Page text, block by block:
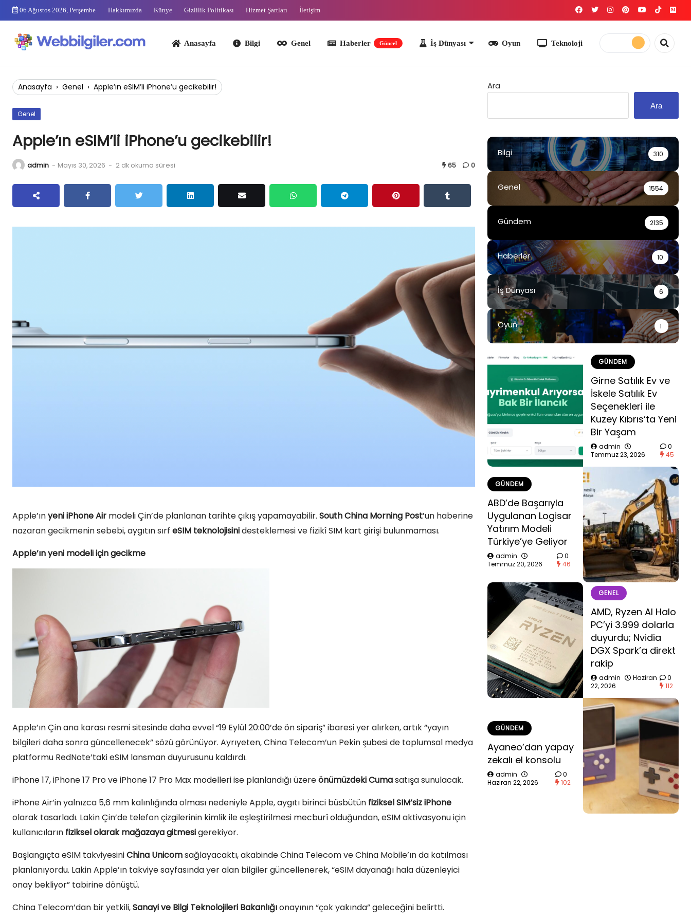
Skip
06 Ağustos 2026, Perşembe Hakkımızda Künye Gizlilik Politikası Hizmet Şartları İletişim
Anasayfa Bilgi Genel Haberler İş Dünyası Teknoloji
Anasayfa › Genel › Apple’ın eSIM’li iPhone’u gecikebilir!
Genel
Apple’ın eSIM’li iPhone’u gecikebilir!
admin - Mayıs 30, 2026 - 2 dk okuma süresi 65 0
Apple’ınyeni iPhone Air modeli Çin’de planlanan tarihte çıkış yapamayabilir. South China Morning Post’un haberine
nazaran gecikmenin sebebi, aygıtın sırf eSIM teknolojisinidesteklemesi ve fizikî SIM kart girişi bulunmaması.
Apple’ın yeni modeli için gecikme
Apple’ın Çin ana karası resmi sitesinde daha evvel “19 Eylül 20:00’de ön sipariş” ibaresi yer alırken, artık “yayın
bilgileri daha sonra güncellenecek” sözü görünüyor. Ayrıyeten, China Telecom’un Pekin şubesi de toplumsal medya
platformu RedNote’taki eSIM lansman duyurusunu kaldırdı.
iPhone 17, iPhone 17 Pro ve iPhone 17 Pro Max modelleri ise planlandığı üzereönümüzdeki Cumasatışa sunulacak.
iPhone Air’in yalnızca 5,6 mm kalınlığında olması nedeniyle Apple, aygıtı birinci büsbütün fiziksel SIM’siz iPhone
olarak tasarladı. Lakin Çin’de telefon çizgilerinin kimlik ile eşleştirilmesi mecburî olduğundan, eSIM aktivasyonu için
kullanıcıların fiziksel olarak mağazaya gitmesigerekiyor.
Başlangıçta eSIM takviyesiniChina Unicomsağlayacaktı, akabinde China Telecom ve China Mobile’ın da katılması
planlanıyordu. Lakin Apple’ın takviye sayfasında yer alan bilgiler güncellenerek, “eSIM dayanağı hala düzenleyici
onay bekliyor” tabirine dönüştü.
China Telecom’dan bir yetkili,Sanayi ve Bilgi Teknolojileri Bakanlığıonayının “çok yakında” geleceğini belirtti.
Ara
Ara
Bilgi 310
Genel 1554
Gündem 2135
Haberler 10
İş Dünyası 6
Oyun 1
GÜNDEM
Girne Satılık Ev ve
İskele Satılık Ev
Seçenekleri ile
Kuzey Kıbrıs’ta Yeni
Bir Yaşam
admin
Temmuz 23, 2026
0
45
GÜNDEM
ABD’de Başarıyla
Uygulanan Logisar
Yatırım Modeli
Türkiye’ye Geliyor
admin
Temmuz 20, 2026
0
46
GENEL
AMD, Ryzen AI Halo
PC’yi 3.999 dolarla
duyurdu; Nvidia
DGX Spark’a direkt
rakip
admin
Haziran
22, 2026
0
112
GÜNDEM
Ayaneo’dan yapay
zekalı el konsolu
admin
Haziran 22, 2026
0
102